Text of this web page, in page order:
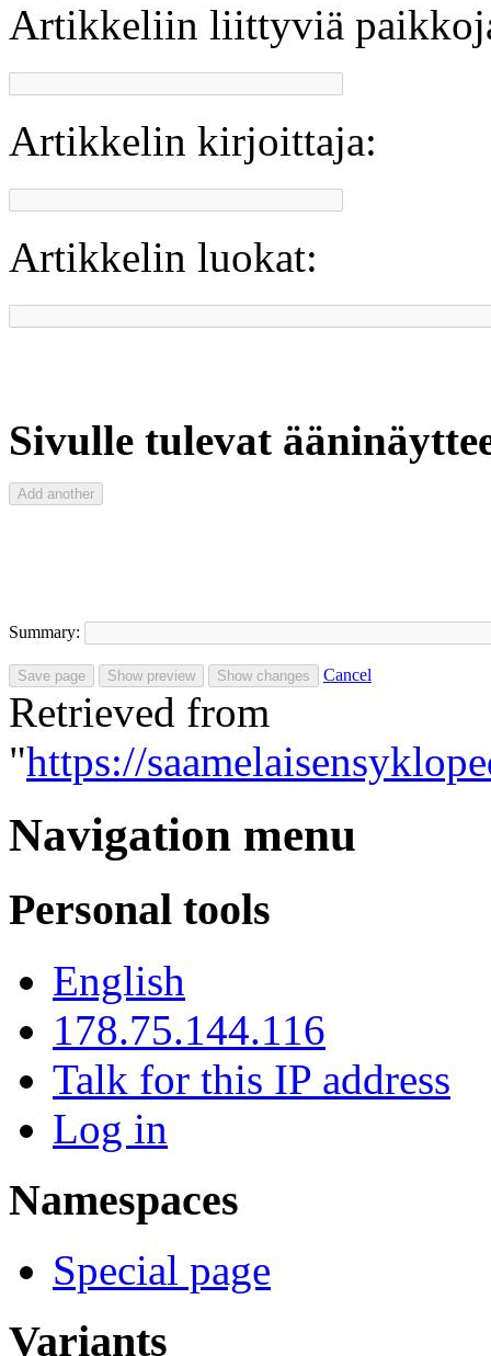
Artikkeliin liittyviä
Artikkelin kirjoittaja:
Artikkelin luokat:
Sivulle tulevat
Summary:
Cancel
Retrieved from
"https://
Navigation menu
Personal tools
English
178.75.144.116
Talk for this IP address
Log in
Namespaces
Special page
Variants